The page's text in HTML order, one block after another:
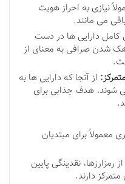
نیازی به احراز هویت
می مانند.
کامل دارایی ها در دست
شدن صرافی به معنای از
از آنجا که دارایی ها به
شوند، هدف جذابی برای
معمولاً برای مبتدیان
رمزارزها، نقدینگی پایین
دارند.